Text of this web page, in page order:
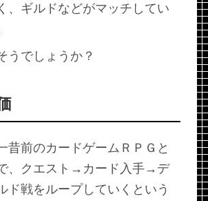
、ギルドなどがマッチしてい
うでしょうか？
昔前のカードゲームＲＰＧと
、クエスト→カード入手→デ
ド戦をループしていくという